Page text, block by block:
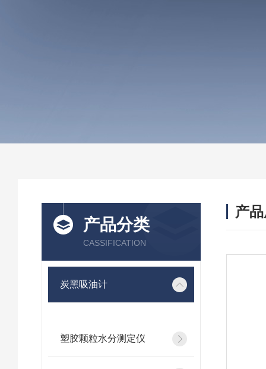
产品分类
CASSIFICATION
炭黑吸油计
塑胶颗粒水分测定仪
产